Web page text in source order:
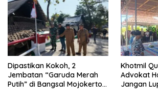
Dipastikan Kokoh, 2
Jembatan “Garuda Merah
Putih” di Bangsal Mojokerto
Khotmil
Advokat
Jangan